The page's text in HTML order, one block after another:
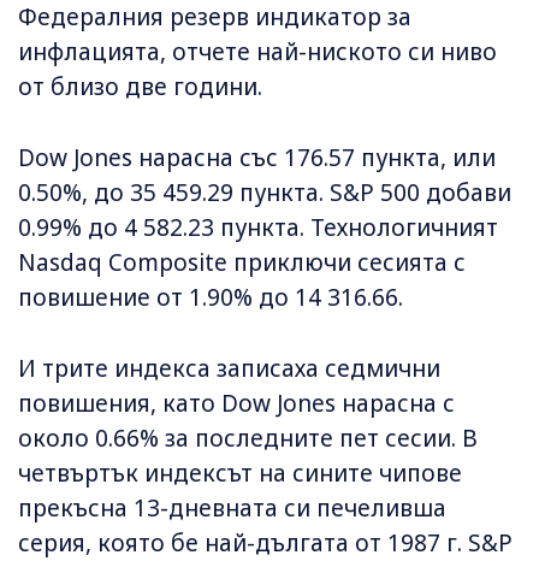
Федералния резерв индикатор за
инфлацията, отчете най-ниското си ниво
от близо две години.
Dow Jones нарасна със 176.57 пункта, или
0.50%, до 35 459.29 пункта. S&P 500 добави
0.99% до 4 582.23 пункта. Технологичният
Nasdaq Composite приключи сесията с
повишение от 1.90% до 14 316.66.
И трите индекса записаха седмични
повишения, като Dow Jones нарасна с
около 0.66% за последните пет сесии. В
четвъртък индексът на сините чипове
прекъсна 13-дневната си печеливша
серия, която бе най-дългата от 1987 г. S&P